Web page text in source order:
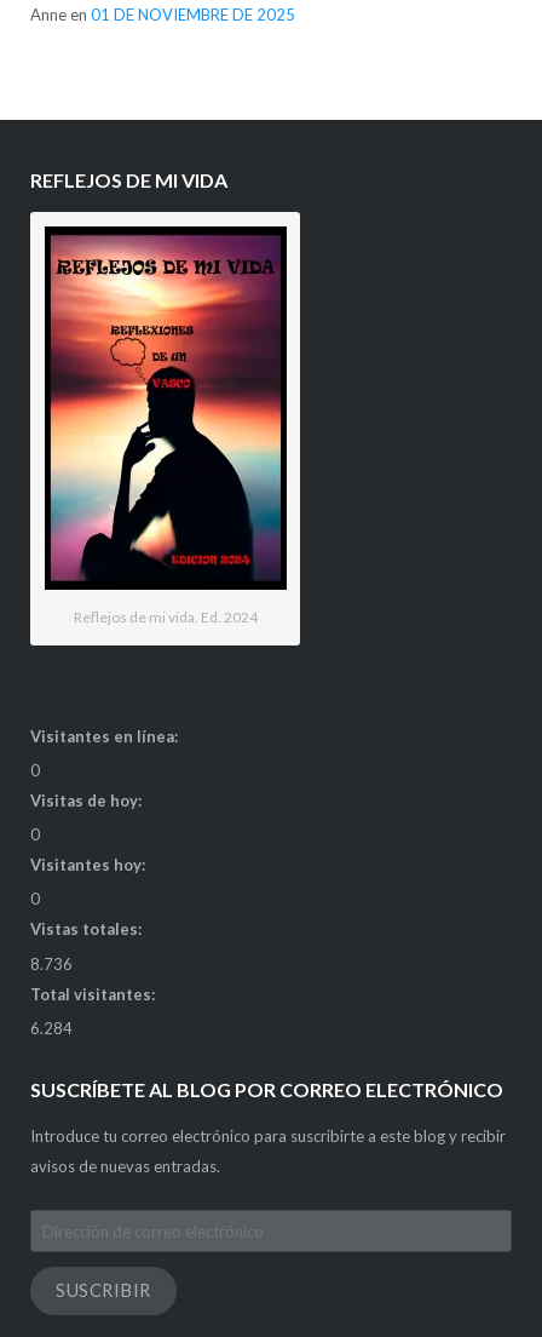
Anneen 01 DE NOVIEMBRE DE 2025
REFLEJOS DE MI VIDA
Reflejos de mi vida. Ed. 2024
Visitantes en línea:
0
Visitas de hoy:
0
Visitantes hoy:
0
Vistas totales:
8.736
Total visitantes:
6.284
SUSCRÍBETE AL BLOG POR CORREO ELECTRÓNICO
Introduce tu correo electrónico para suscribirte a este blog y recibir
avisos de nuevas entradas.
Dirección
de
correo
electrónico
SUSCRIBIR